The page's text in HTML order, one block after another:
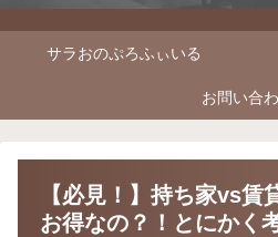
サラおのぷろふぃいる
お問い合
【必見！】持ち家vs
お得なの？！とにかく